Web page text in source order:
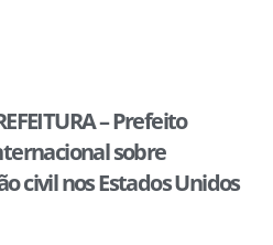
– Prefeito
sobre
civil nos Estados Unidos